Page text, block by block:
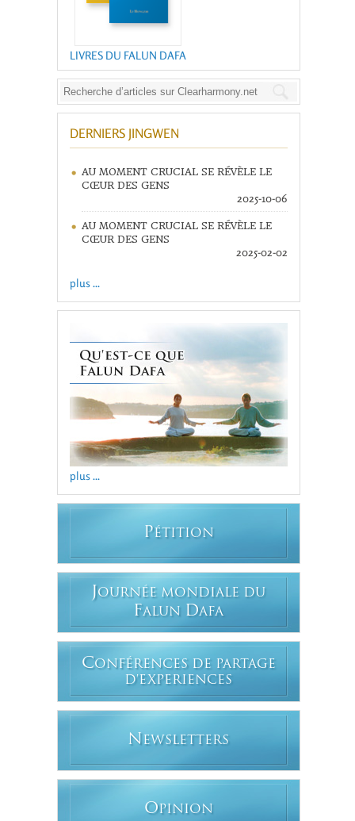
LIVRES DU FALUN DAFA
DERNIERS JINGWEN
AU MOMENT CRUCIAL SE RÉVÈLE LE
CŒUR DES GENS
2025-10-06
AU MOMENT CRUCIAL SE RÉVÈLE LE
CŒUR DES GENS
2025-02-02
plus ...
plus ...
PÉTITION
JOURNÉE MONDIALE DU
FALUN DAFA
CONFÉRENCES DE PARTAGE
D'EXPERIENCES
N EWSLETTERS
OPINION